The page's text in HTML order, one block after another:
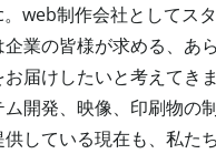
web制作会社としてス
業の皆様が求める、あ
届けしたいと考えてき
開発、映像、印刷物の
している現在も、私た